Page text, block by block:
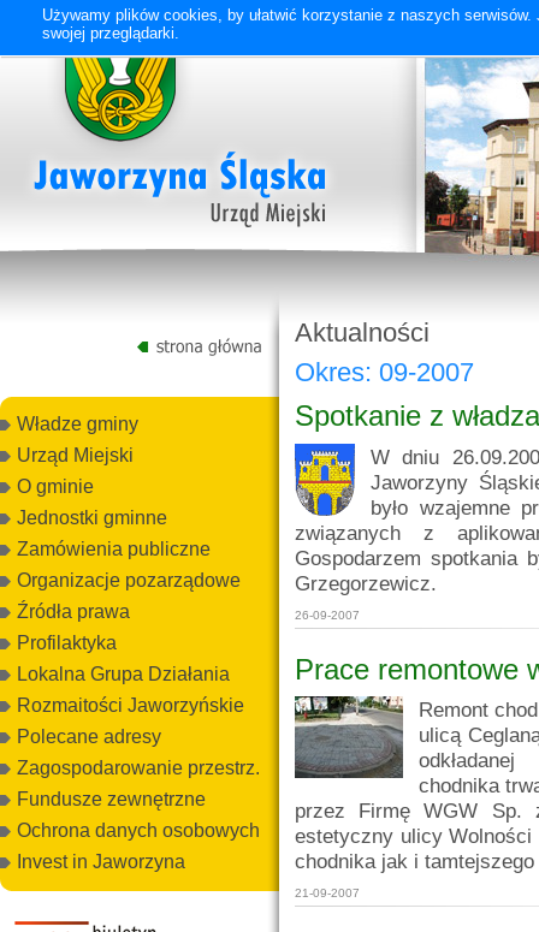
Władze gminy
Urząd Miejski
O gminie
Jednostki gminne
Zamówienia publiczne
Organizacje pozarządowe
Źródła prawa
Profilaktyka
Lokalna Grupa Działania
Rozmaitości Jaworzyńskie
Polecane adresy
Zagospodarowanie przestrz.
Fundusze zewnętrzne
Ochrona danych osobowych
Invest in Jaworzyna
Aktualności
Okres: 09-2007
Spotkanie z
W dniu
Jaworzyny
było wzajemne
związanych z
Gospodarzem spotkania
Grzegorzewicz.
26-09-2007
Prace remontowe
Remont
ulicą
chodnika
przez Firmę WGW
estetyczny ulicy
chodnika jak i
21-09-2007
Używamy plików cookies, by ułatwić korzystanie z naszych
swojej przeglądarki.